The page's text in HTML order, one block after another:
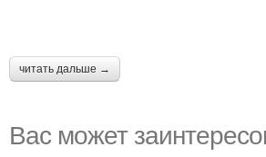
читать дальше →
Вас может